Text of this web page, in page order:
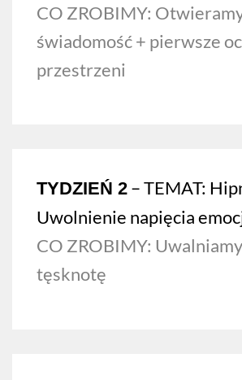
CO ZROBIMY:
świadomość + pierwsze
przestrzeni
TYDZIEŃ 2 – TEMAT:
Uwolnienie napięcia
CO ZROBIMY: Uwalniamy
tęsknotę